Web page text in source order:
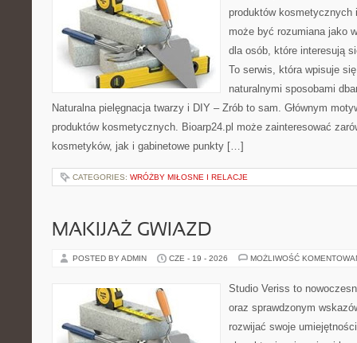
produktów kosmetycznych
może być rozumiana jako
dla osób, które interesują
To serwis, która wpisuje
naturalnymi sposobami
Naturalna pielęgnacja twarzy i DIY – Zrób to sam. Głównym
produktów kosmetycznych. Bioarp24.pl może zainteresować
kosmetyków, jak i gabinetowe punkty […]
CATEGORIES: WRÓŻBY MIŁOSNE I RELACJE
MAKIJAŻ GWIAZD
POSTED BY ADMIN CZE - 19 - 2026 MOŻLIWOŚĆ
Studio Veriss to
oraz sprawdzonym
rozwijać swoje